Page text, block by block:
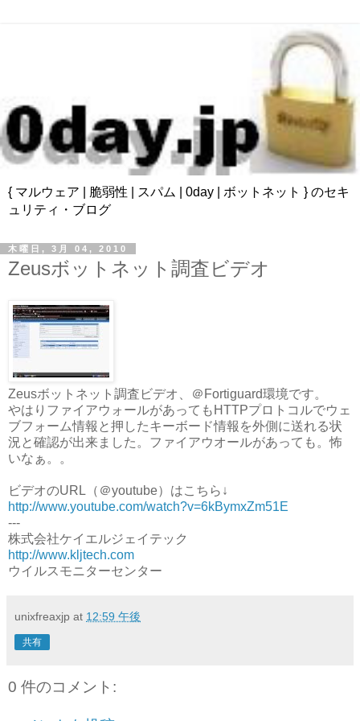
{ マルウェア | 脆弱性 | スパム | 0day | ボットネット } のセキ
ュリティ・ブログ
木曜日, 3月 04, 2010
Zeusボットネット調査ビデオ
Zeusボットネット調査ビデオ、＠Fortiguard環境です。
やはりファイアウォールがあってもHTTPプロトコルでウェ
ブフォーム情報と押したキーボード情報を外側に送れる状
況と確認が出来ました。ファイアウオールがあっても。怖
いなぁ。。
ビデオのURL（＠youtube）はこちら↓
http://www.youtube.com/watch?v=6kBymxZm51E
---
株式会社ケイエルジェイテック
http://www.kljtech.com
ウイルスモニターセンター
unixfreaxjp at 12:59 午後
共有
0 件のコメント: